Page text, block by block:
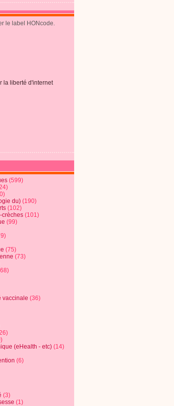
le label HONcode.
la liberté d'internet
(599)
du) (190)
(102)
crèches (101)
(99)
(75)
(73)
vaccinale (36)
(eHealth - etc) (14)
(6)
(3)
(1)